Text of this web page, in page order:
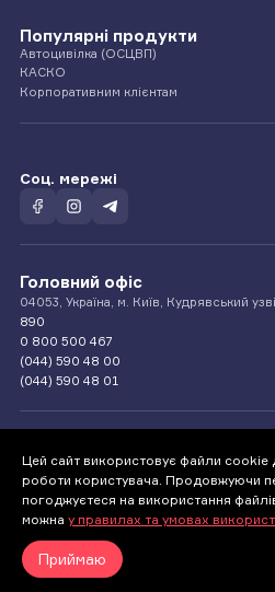
Популярні продукти
Автоцивілка (ОСЦВП)
КАСКО
Корпоративним клієнтам
Соц. мережі
Головний офіс
04053, Україна, м. Київ, Кудрявський
890
0 800 500 467
(044) 590 48 00
(044) 590 48 01
Телефонуйте нам
890
0-800-500-467
© 1994 — 2026 СК «Країна»
Цей сайт використовує файли cookie
роботи користувача. Продовжуючи
погоджуєтеся на використання
можна у правилах та умовах
Приймаю